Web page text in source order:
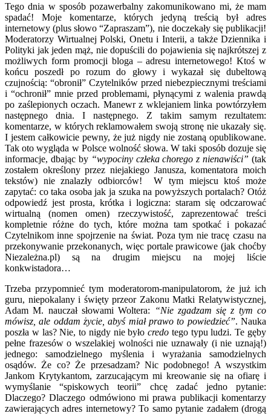
Tego dnia w sposób pozawerbalny zakomunikowano mi, że mam
spadać! Moje komentarze, których jedyną treścią był adres
internetowy (plus słowo “Zapraszam”), nie doczekały się publikacji!
Moderatorzy Wirtualnej Polski, Onetu i Interii, a także Dziennika i
Polityki jak jeden mąż, nie dopuścili do pojawienia się najkrótszej z
możliwych form promocji bloga – adresu internetowego! Ktoś w
końcu poszedł po rozum do głowy i wykazał się dubeltową
czujnością: “obronił” Czytelników przed niebezpiecznymi treściami
i “ochronił” mnie przed problemami, płynącymi z walenia prawdą
po zaślepionych oczach. Manewr z wklejaniem linka powtórzyłem
następnego dnia. I następnego. Z takim samym rezultatem:
komentarze, w których reklamowałem swoją stronę nie ukazały się.
I jestem całkowicie pewny, że już nigdy nie zostaną opublikowane.
Tak oto wygląda w Polsce wolność słowa. W taki sposób dozuje się
informacje, dbając by “wypociny człeka chorego z nienawiści” (tak
zostałem określony przez niejakiego Janusza, komentatora moich
tekstów) nie znalazły odbiorców! W tym miejscu ktoś może
zapytać: co taka osoba jak ja szuka na powyższych portalach? Otóż
odpowiedź jest prosta, krótka i logiczna: staram się odczarować
wirtualną (nomen omen) rzeczywistość, zaprezentować treści
kompletnie różne do tych, które można tam spotkać i pokazać
Czytelnikom inne spojrzenie na świat. Poza tym nie tracę czasu na
przekonywanie przekonanych, więc portale prawicowe (jak choćby
Niezależna.pl) są na drugim miejscu na mojej liście
konkwistadora…
Trzeba przypomnieć tym moderatorom-manipulatorom, że już ich
guru, niepokalany i święty przeor Zakonu Matki Relatywistycznej,
Adam M. nauczał słowami Woltera:
“Nie zgadzam się z tym co
mówisz, ale oddam życie, abyś miał prawo to powiedzieć”. Nauka
poszła w las? Nie, to nigdy nie byłocredo tego typu ludzi. Te gęby
pełne frazesów o wszelakiej wolności nie uznawały (i nie uznają!)
jednego: samodzielnego myślenia i wyrażania samodzielnych
osądów. Że co? Że przesadzam? Nic podobnego! A wszystkim
Jankom Krytykantom, zarzucającym mi kreowanie się na ofiarę i
wymyślanie “spiskowych teorii” chcę zadać jedno pytanie:
Dlaczego? Dlaczego odmówiono mi prawa publikacji komentarzy
zawierających adres internetowy? To samo pytanie zadałem (drogą